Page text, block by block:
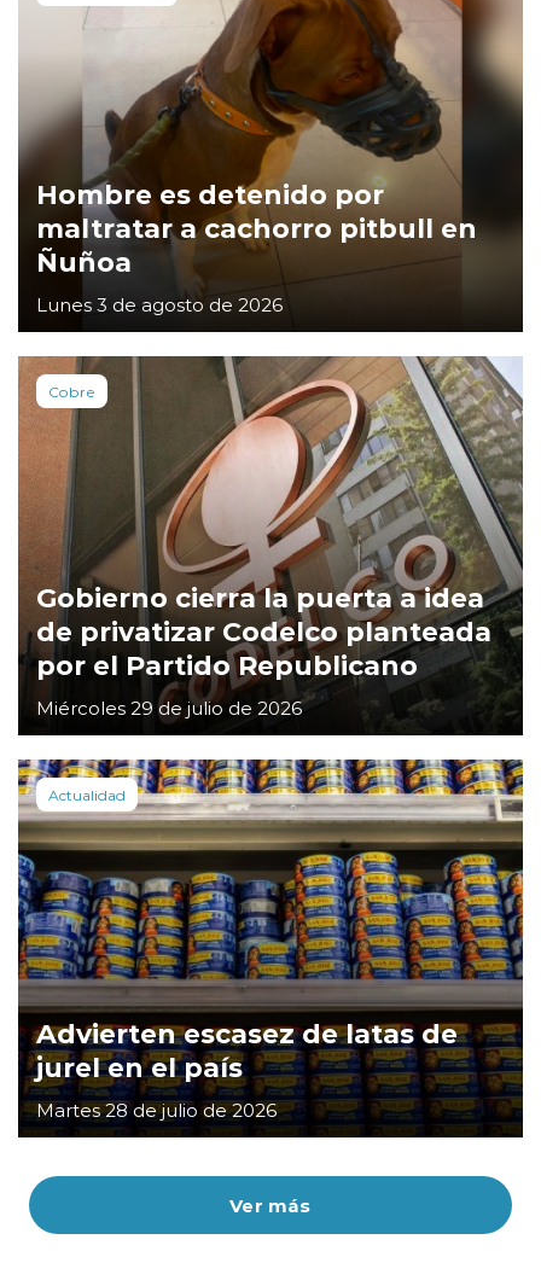
Ver más
Hombre es detenido por
maltratar a cachorro pitbull en
Ñuñoa
Lunes 3 de agosto de 2026
Cobre
Gobierno cierra la puerta a idea
de privatizar Codelco planteada
por el Partido Republicano
Miércoles 29 de julio de 2026
Actualidad
Advierten escasez de latas de
jurel en el país
Martes 28 de julio de 2026